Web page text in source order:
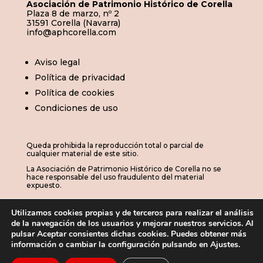
Asociación de Patrimonio Histórico de Corella
Plaza 8 de marzo, nº 2
31591 Corella (Navarra)
info@aphcorella.com
Aviso legal
Política de privacidad
Política de cookies
Condiciones de uso
Queda prohibida la reproducción total o parcial de
cualquier material de este sitio.
La Asociación de Patrimonio Histórico de Corella no se
hace responsable del uso fraudulento del material
expuesto.
© 2026 | APHC · Asociación de Patrimonio
Histórico de Corella

Utilizamos cookies propias y de terceros para realizar el análisis
de la navegación de los usuarios y mejorar nuestros servicios. Al
pulsar Aceptar consientes dichas cookies. Puedes obtener más
información o cambiar la configuración pulsando en Ajustes.